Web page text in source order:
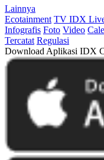
Lainnya
Ecotainment TV IDX
Infografis Foto Video
Tercatat Regulasi
Download Aplikasi IDX